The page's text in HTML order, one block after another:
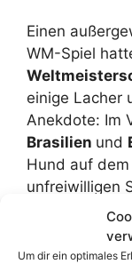
Um dir ein optimales
Einen
WM-Spiel
einige Lacher
Anekdote: Im
Brasilien und
Hund auf
unfreiwilligen
Weiterlesen